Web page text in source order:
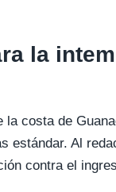
la
la costa de
estándar. Al
contra el